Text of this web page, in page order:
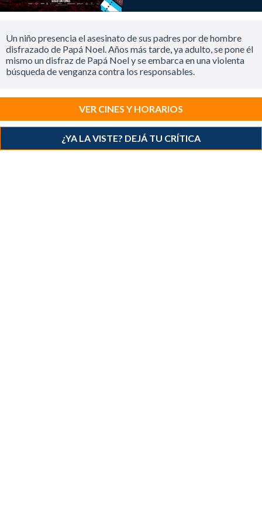
Un niño presencia el asesinato de sus padres por de hombre
disfrazado de Papá Noel. Años más tarde, ya adulto, se pone él
mismo un disfraz de Papá Noel y se embarca en una violenta
búsqueda de venganza contra los responsables.
VER CINES Y HORARIOS
¿YA LA VISTE? DEJÁ TU CRÍTICA